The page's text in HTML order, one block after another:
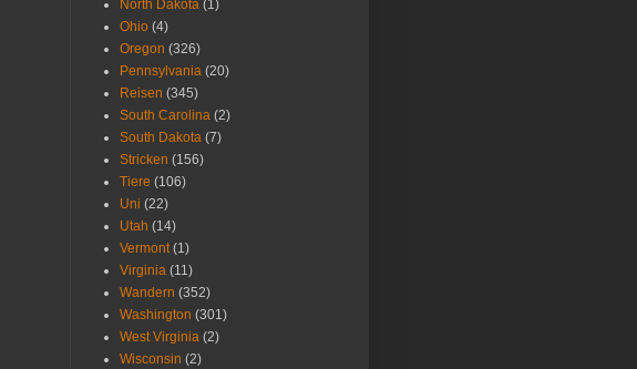
North Dakota (1)
Ohio (4)
Oregon (326)
Pennsylvania (20)
Reisen (345)
South Carolina (2)
South Dakota (7)
Stricken (156)
Tiere (106)
Uni (22)
Utah (14)
Vermont (1)
Virginia (11)
Wandern (352)
Washington (301)
West Virginia (2)
Wisconsin (2)